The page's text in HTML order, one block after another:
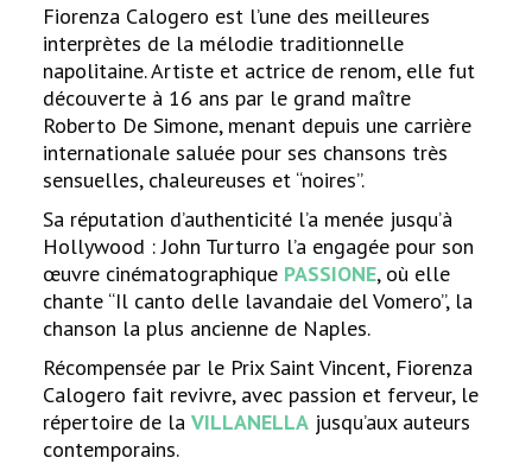
Fiorenza Calogero est l’une des meilleures
interprètes de la mélodie traditionnelle
napolitaine. Artiste et actrice de renom, elle fut
découverte à 16 ans par le grand maître
Roberto De Simone, menant depuis une carrière
internationale saluée pour ses chansons très
sensuelles, chaleureuses et “noires”.
Sa réputation d’authenticité l’a menée jusqu’à
Hollywood : John Turturro l’a engagée pour son
œuvre cinématographique PASSIONE, où elle
chante “Il canto delle lavandaie del Vomero”, la
chanson la plus ancienne de Naples.
Récompensée par le Prix Saint Vincent, Fiorenza
Calogero fait revivre, avec passion et ferveur, le
répertoire de laVILLANELLA jusqu’aux auteurs
contemporains.